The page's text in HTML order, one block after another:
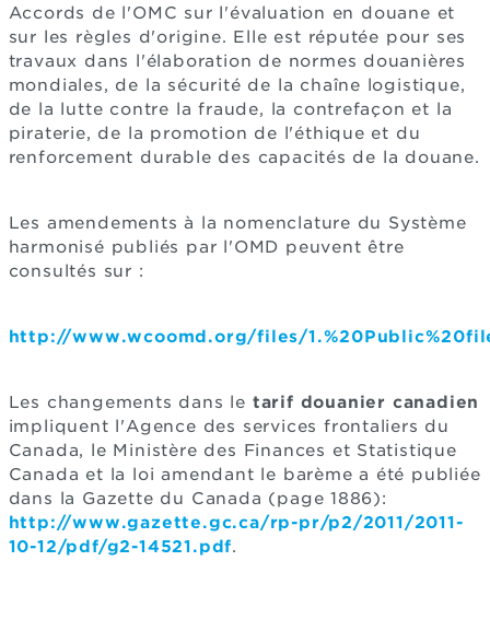
Accords de l'OMC sur l'évaluation en douane et
sur les règles d'origine. Elle est réputée pour ses
travaux dans l'élaboration de normes douanières
mondiales, de la sécurité de la chaîne logistique,
de la lutte contre la fraude, la contrefaçon et la
piraterie, de la promotion de l'éthique et du
renforcement durable des capacités de la douane.
Les amendements à la nomenclature du Système
harmonisé publiés par l'OMD peuvent être
consultés sur :
http://www.wcoomd.org/files/
Les changements dans le tarif douanier canadien
impliquent l'Agence des services frontaliers du
Canada, le Ministère des Finances et Statistique
Canada et la loi amendant le barème a été publiée
dans la Gazette du Canada (page 1886):
http://www.gazette.gc.ca/rp-pr/p2/2011/2011-
10-12/pdf/g2-14521.pdf.